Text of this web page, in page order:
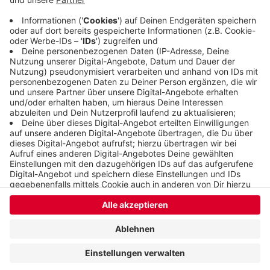
weg.
Veröffentlicht: Freitag, 08.07.2022 10:47
Anzeige
Anzeige